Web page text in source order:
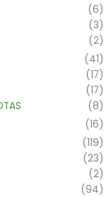
(6)
(3)
(2)
(41)
(17)
(17)
(8)
(16)
(119)
(23)
(2)
(94)